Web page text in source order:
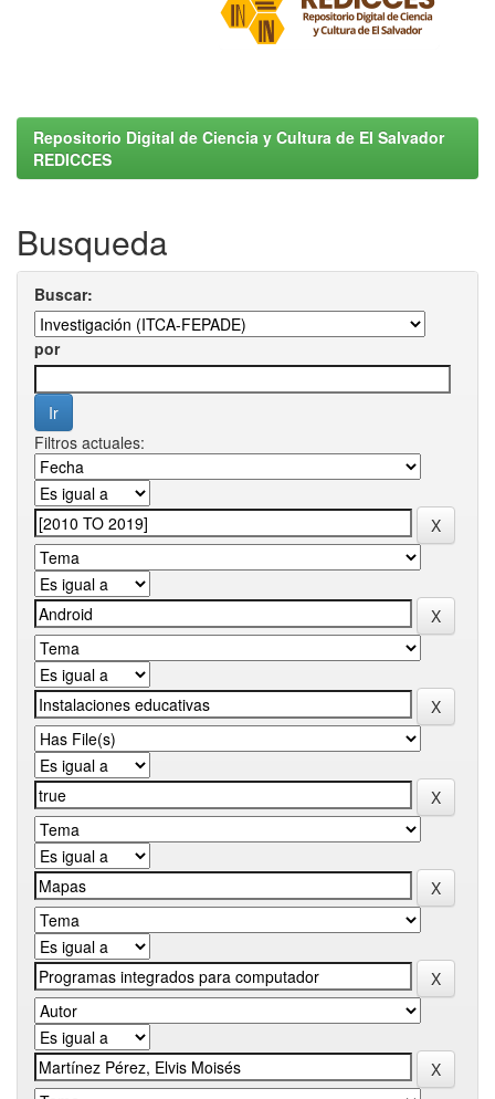
Repositorio Digital de Ciencia y Cultura de El Salvador
REDICCES
Busqueda
Buscar:
por
Filtros actuales: